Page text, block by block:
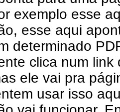
exemplo esse
esse aqui
determinado
clica num link
ele vai pra
usar isso